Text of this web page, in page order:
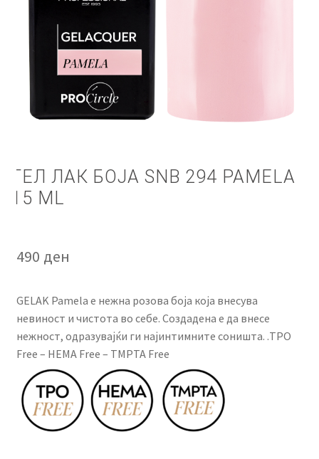
НАШИ БРЕНДОВИ ЗА КОЗМЕТИКА И ФРИЗЕРАЈ
ПЛАЌАЊЕ
ПОЛИТИКА И УСЛОВИ ЗА КОРИСТЕЊЕ
ПРОИЗВОДИ
ГЕЛ ЛАК БОЈА SNB 294 PAMELA
15 ML
490 ден
GELAK Pamela е нежна розова боја која внесува
невиност и чистота во себе. Создадена е да внесе
нежност, одразувајќи ги најинтимните соништа. .TPO
Free – HEMA Free – TMPTA Free